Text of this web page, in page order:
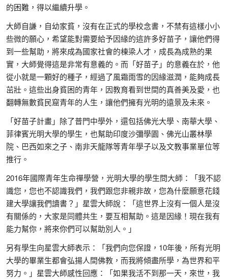
的困難，得以繼續升學。
大師自謙，自幼家貧，沒有在正式的學校念書，不禁有這樣小小
些微的願心，希望能對需要給予因緣的這許多好苗子，讓他們得
到一些幫助，將來成為國家社會的棟梁人才，成長為成熟的果
實，大師覺得這是非常有意義的。而「好苗子」的意義在於，他
從小就是一顆好的種子，經過了風霜雨雪的因緣滋潤，能夠成長
茁壯。這些出身貧困的青年，因教育看到世間的真善美及愛，也
翻轉無數貧民窟青年的人生，讓他們擁有光明的遠景及未來。
「好苗子計畫」除了普門中學外，還包括佛光大學、南華大學、
菲律賓光明大學的學生，也幫助印度沙彌學園、佛光山叢林學
院、巴西如來之子、南非天龍隊等青年學子以及文教事業單位等
推行。
2016年國際青年生命禪學營，光明大學的學生問大師：「我不認
識您，您也不認識我們，我們跟您非親非故，您為什麼願意花錢
建大學讓我們讀書？」星雲大師說：「這世界上沒有一個人是沒
有關係的，大家是同體共生，要互相幫助。這是因緣！現在我有
能力幫你，將來你們可以幫助別人。」
另有學生向星雲大師表示：「我們向您保證，10年後，所有光明
大學的畢業生都會弘揚人間佛教，而我將傾盡所學，為世界和平
努力。」星雲大師感性回應：「如果我活不到那一天，來世，我